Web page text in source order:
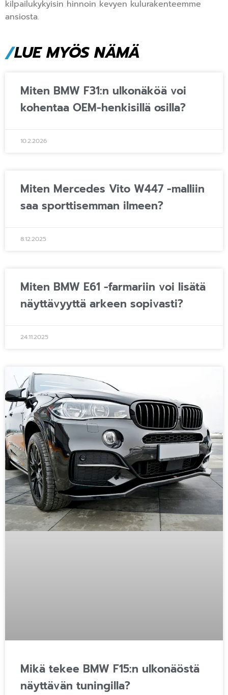
kilpailukykyisin hinnoin kevyen kulurakenteemme
ansiosta.
/LUE MYÖS NÄMÄ
Miten BMW F31:n ulkonäköä voi
kohentaa OEM-henkisillä osilla?
10.2.2026
Miten Mercedes Vito W447 -malliin
saa sporttisemman ilmeen?
8.12.2025
Miten BMW E61 -farmariin voi lisätä
näyttävyyttä arkeen sopivasti?
24.11.2025
Mikä tekee BMW F15:n ulkonäöstä
näyttävän tuningilla?